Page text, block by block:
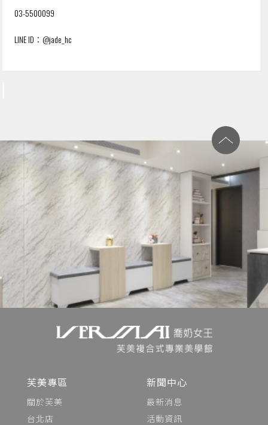
03-5500099
LINE ID： @jade_hc
芙美專區
關於芙美
台北店
新聞中心
最新消息
活動資訊